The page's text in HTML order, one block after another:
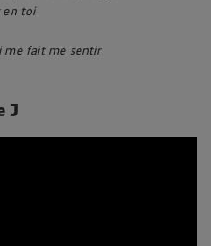
en toi
me fait me sentir
J